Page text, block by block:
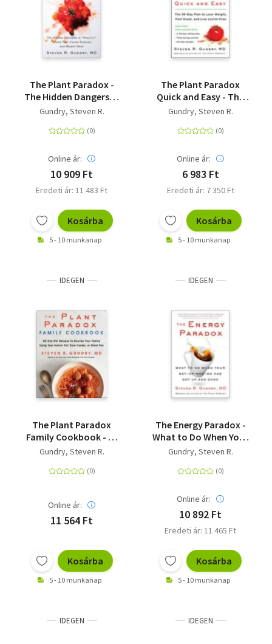
The Plant Paradox -
The Hidden Dangers in
"Healthy" Foods That
Weight Gain
Gundry, Steven R.
Online ár:
10 909 Ft
Eredeti ár: 11 483 Ft
Kosárba
5 - 10 munkanap
The Plant Paradox
Quick and Easy - The
30-Day Plan to Lose
and Live Lectin-Free
Gundry, Steven R.
Online ár:
6 983 Ft
Eredeti ár: 7 350 Ft
Kosárba
5 - 10 munkanap
IDEGEN
The Plant Paradox
Family Cookbook - 80
One-Pot Recipes to
Using Your Instant
Gundry, Steven R.
Online ár:
11 564 Ft
Kosárba
5 - 10 munkanap
IDEGEN
The Energy Paradox -
What to Do When Your
Get-Up-and-Go Has
Gundry, Steven R.
Online ár:
10 892 Ft
Eredeti ár: 11 465 Ft
Kosárba
5 - 10 munkanap
IDEGEN IDEGEN